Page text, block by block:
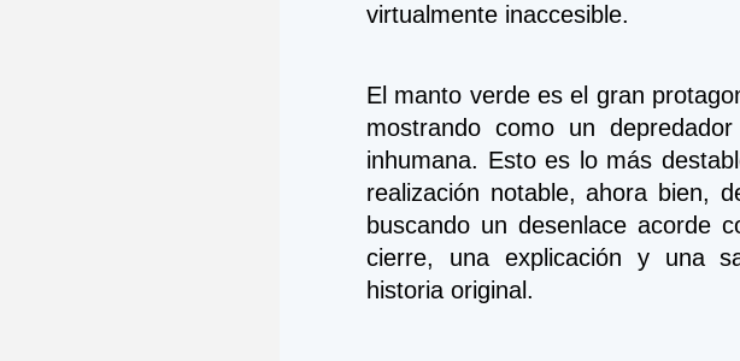
virtualmente inaccesible.
El manto verde es el gran
mostrando como un
inhumana. Esto es lo más
realización notable, ahora bien,
buscando un desenlace acorde
cierre, una explicación y una
historia original.